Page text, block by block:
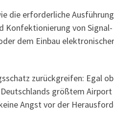
die erforderliche
Konfektionierung von Signal-
dem Einbau
zurückgreifen: Egal
größtem
Angst vor der